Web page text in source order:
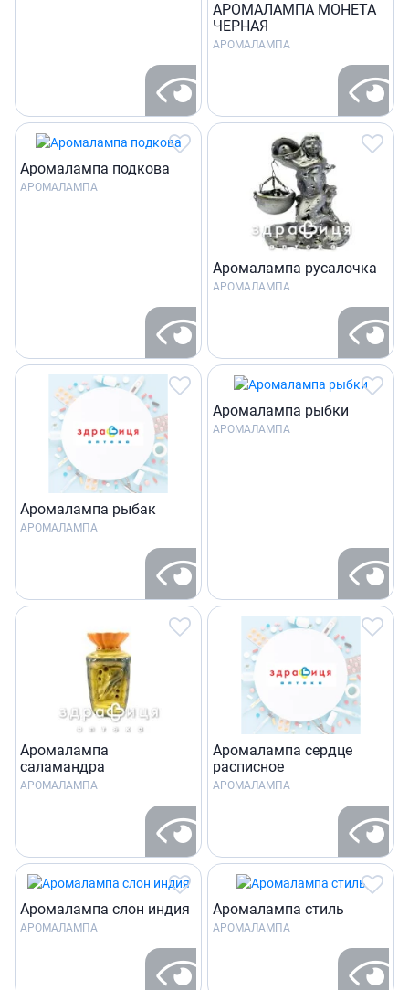
АРОМАЛАМПА МОНЕТА
ЧЕРНАЯ
АРОМАЛАМПА
Аромалампа подкова
АРОМАЛАМПА
Аромалампа русалочка
АРОМАЛАМПА
Аромалампа рыбак
АРОМАЛАМПА
Аромалампа рыбки
АРОМАЛАМПА
Аромалампа
саламандра
АРОМАЛАМПА
Аромалампа сердце
расписное
АРОМАЛАМПА
Аромалампа слон индия
АРОМАЛАМПА
Аромалампа стиль
АРОМАЛАМПА